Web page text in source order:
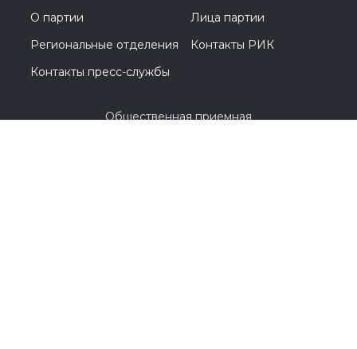
О партии
Лица партии
Региональные отделения
Контакты РИК
Контакты пресс-службы
Общественная приемная